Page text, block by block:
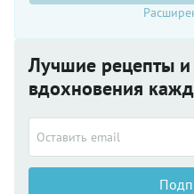
Лучшие рецепты
вдохновения